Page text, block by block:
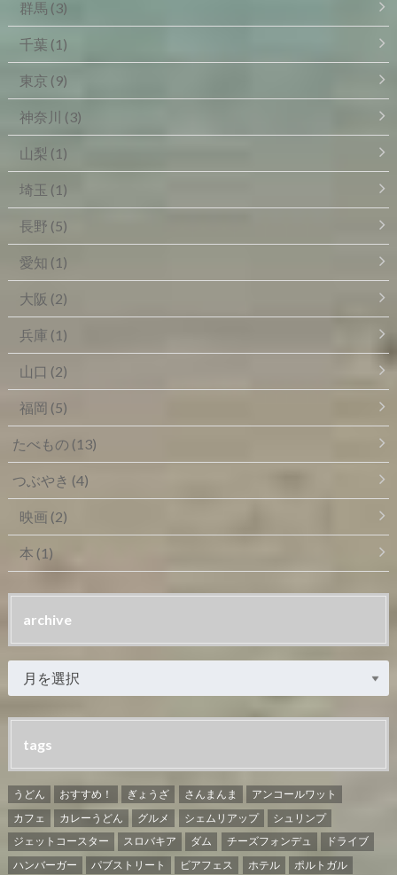
群馬 (3)
千葉 (1)
東京 (9)
神奈川 (3)
山梨 (1)
埼玉 (1)
長野 (5)
愛知 (1)
大阪 (2)
兵庫 (1)
山口 (2)
福岡 (5)
たべもの (13)
つぶやき (4)
映画 (2)
本 (1)
archive
tags
うどん おすすめ！ ぎょうざ さんまんま
アンコールワット
カフェ
カレーうどん グルメ シェムリアップ
シュリンプ
ジェットコースター
スロバキア ダム チーズフォンデュ
ドライブ
ハンバーガー
パブストリート ビアフェス ホテル ポルトガル